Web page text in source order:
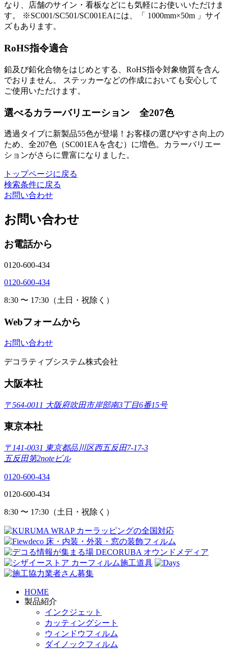
なり、店舗のサイン・看板などにも気軽にお使いいただけま
す。 ※SC001/SC501/SC001EAには、「 1000mm×50m 」サイ
ズもあります。
RoHS指令適合
鉛及び鉛化合物をはじめとする、RoHS指令対象物質を含ん
でおりません。 ステッカーなどの作成においても安心して
ご使用いただけます。
選べるカラーバリエーション 全207色
透過タイプに新製品55色が登場！お客様の選びやすさ向上の
ため、全207色（SC001EAを含む）に増色。カラーバリエー
ションがさらに豊富になりました。
トップページに戻る
検索条件に戻る
お問い合わせ
お問い合わせ
お電話から
0120-600-434
0120-600-434
8:30 〜 17:30（土日・祝除く）
Webフォームから
お問い合わせ
デコラティブシステム株式会社
大阪本社
〒564-0011 大阪府吹田市岸部南3丁目6番15号
東京本社
〒141-0031 東京都品川区西五反田7-17-3
五反田第2noteビル
0120-600-434
0120-600-434
8:30 〜 17:30（土日・祝除く）
HOME
製品紹介
インクジェット
カッティングシート
ウィンドウフィルム
ダイノックフィルム